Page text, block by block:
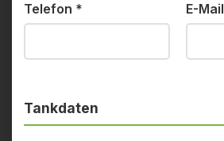
Telefon * E-Mail
Tankdaten